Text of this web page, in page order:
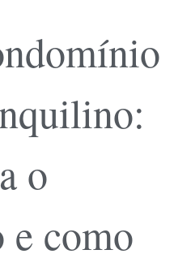
o
como